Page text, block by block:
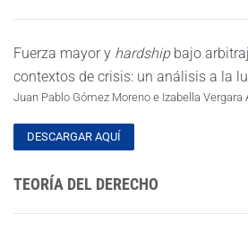
Fuerza mayor y hardshipbajo
contextos de crisis: un análisis a la
Juan Pablo Gómez Moreno e Izabella Vergara
DESCARGAR AQUÍ
TEORÍA DEL DERECHO